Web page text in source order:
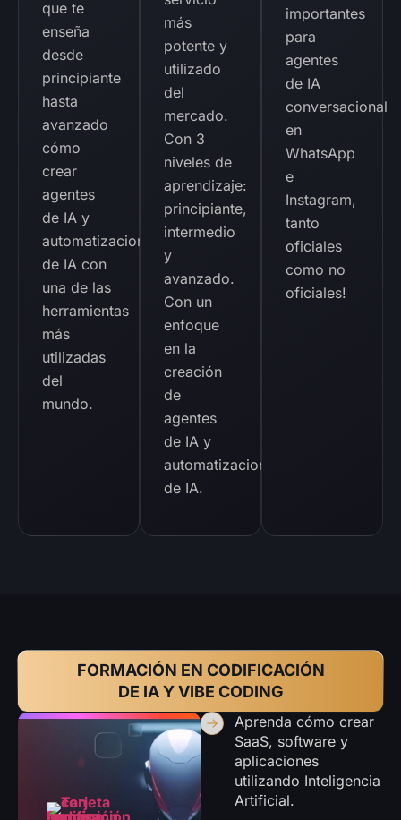
que te
enseña
desde
principiante
hasta
avanzado
cómo
crear
agentes
de IA y
automatizaciones
de IA con
una de las
herramientas
más
utilizadas
del
mundo.
más
potente y
utilizado
del
mercado.
Con 3
niveles de
aprendizaje:
principiante,
intermedio
y
avanzado.
Con un
enfoque
en la
creación
de
agentes
de IA y
automatizaciones
de IA.
importantes
para
agentes
de IA
conversacional
en
WhatsApp
e
Instagram,
tanto
oficiales
como no
oficiales!
FORMACIÓN EN CODIFICACIÓN
DE IA Y VIBE CODING
Aprenda cómo crear
SaaS, software y
aplicaciones
utilizando Inteligencia
Artificial.